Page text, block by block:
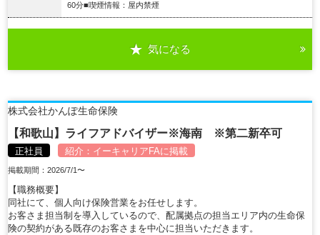
60分■喫煙情報：屋内禁煙
気になる
株式会社かんぽ生命保険
【和歌山】ライフアドバイザー※海南 ※第二新卒可
正社員 紹介： イーキャリアFAに掲載
掲載期間：2026/7/1〜
【職務概要】
同社にて、個人向け保険営業をお任せします。
お客さま担当制を導入しているので、配属拠点の担当エリア内の生命保
険の契約がある既存のお客さまを中心に担当いただきます。